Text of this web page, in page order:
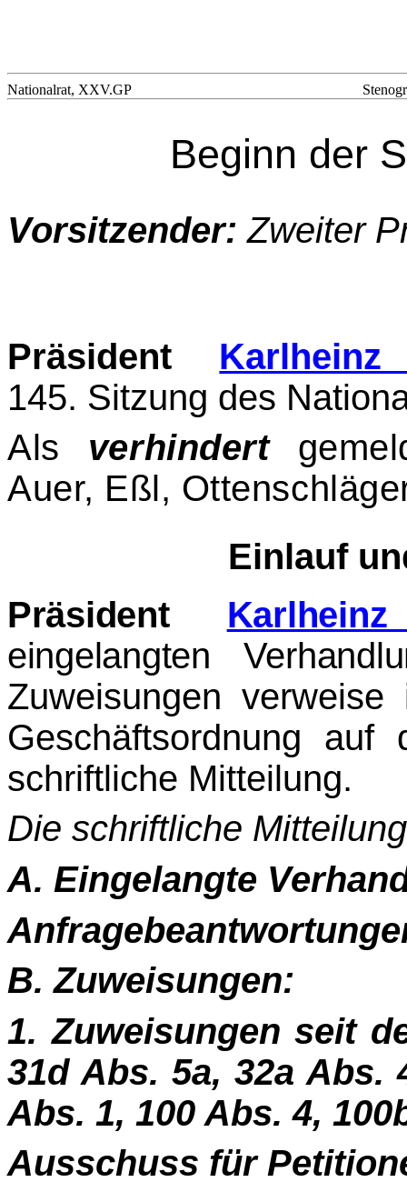
Nationalrat, XXV.GP
Beginn der
Vorsitzender:Zweiter
Präsident
145. Sitzung des
Als verhindert
Auer, Eßl,
Einlauf
Präsident
eingelangten
Zuweisungen
Geschäftsordnung
schriftliche Mitteilung.
Die schriftliche
A. Eingelangte
B. Zuweisungen:
1. Zuweisungen seit
31d Abs. 5a, 32a Abs.
Abs. 1, 100 Abs. 4,
Ausschuss für